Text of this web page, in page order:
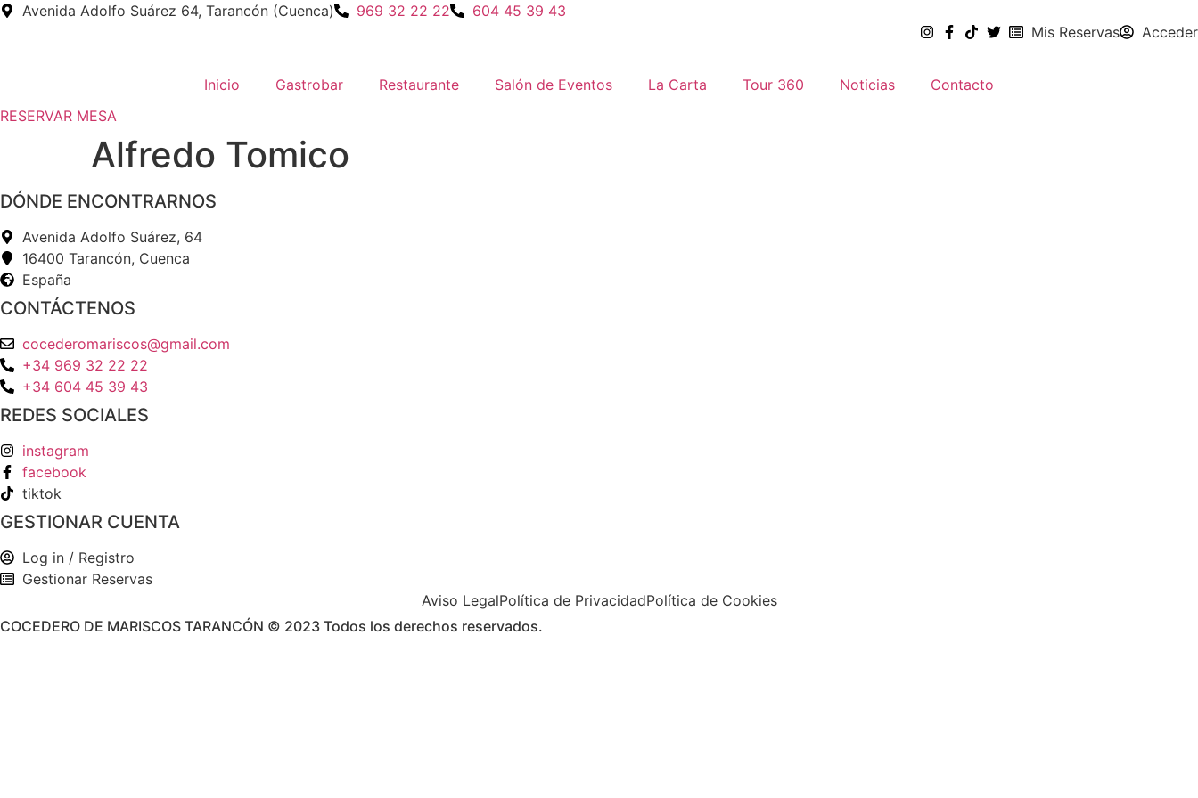
Ir
Avenida Adolfo Suárez 64, Tarancón (Cuenca) 969 32 22 22
604 45 39 43
Mis Reservas
Acceder
Inicio Gastrobar Restaurante Salón de Eventos La Carta Tour 360 Noticias
Contacto
RESERVAR MESA
Alfredo Tomico
DÓNDE ENCONTRARNOS
Avenida Adolfo Suárez, 64
16400 Tarancón, Cuenca
España
CONTÁCTENOS
cocederomariscos@gmail.com
+34 969 32 22 22
+34 604 45 39 43
REDES SOCIALES
instagram
facebook
tiktok
GESTIONAR CUENTA
Log in / Registro
Gestionar Reservas
Aviso LegalPolítica de PrivacidadPolítica de Cookies
COCEDERO DE MARISCOS TARANCÓN © 2023 Todos los derechos reservados.